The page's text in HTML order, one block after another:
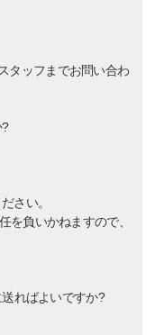
タッフまでお問い合わ
さい。
を負いかねますので、
ればよいですか?